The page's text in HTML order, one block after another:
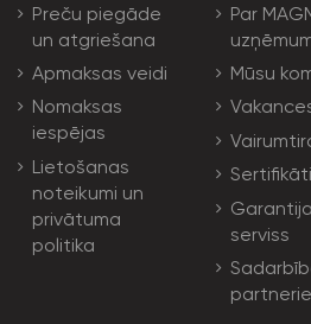
Preču piegāde
un atgriešana
Apmaksas veidi
Nomaksas
iespējas
Lietošanas
noteikumi un
privātuma
politika
Par
Mūsu
Sertifikāti
serviss